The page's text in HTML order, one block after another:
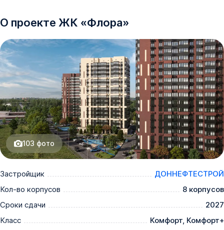
О проекте ЖК «Флора»
103 фото
Застройщик
ДОННЕФТЕСТРОЙ
Кол-во корпусов
8 корпусов
Сроки сдачи
2027
Класс
Комфорт, Комфорт+